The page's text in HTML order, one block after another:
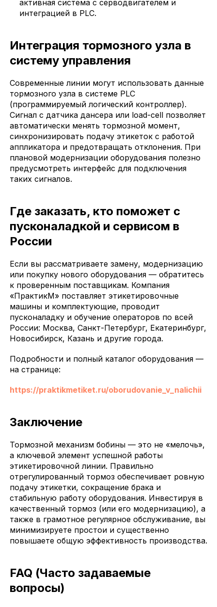
активная система с серводвигателем и
интеграцией в PLC.
Интеграция тормозного узла в
систему управления
Современные линии могут использовать данные
тормозного узла в системе PLC
(программируемый логический контроллер).
Сигнал с датчика дансера или load-cell позволяет
автоматически менять тормозной момент,
синхронизировать подачу этикеток с работой
аппликатора и предотвращать отклонения. При
плановой модернизации оборудования полезно
предусмотреть интерфейс для подключения
таких сигналов.
Где заказать, кто поможет с
пусконаладкой и сервисом в
России
Если вы рассматриваете замену, модернизацию
или покупку нового оборудования — обратитесь
к проверенным поставщикам. Компания
«ПрактикМ» поставляет этикетировочные
машины и комплектующие, проводит
пусконаладку и обучение операторов по всей
России: Москва, Санкт-Петербург, Екатеринбург,
Новосибирск, Казань и другие города.
Подробности и полный каталог оборудования —
на странице:
https://praktikmetiket.ru/oborudovanie_v_nalichii
Заключение
Тормозной механизм бобины — это не «мелочь»,
а ключевой элемент успешной работы
этикетировочной линии. Правильно
отрегулированный тормоз обеспечивает ровную
подачу этикетки, сокращение брака и
стабильную работу оборудования. Инвестируя в
качественный тормоз (или его модернизацию), а
также в грамотное регулярное обслуживание, вы
минимизируете простои и существенно
повышаете общую эффективность производства.
FAQ (Часто задаваемые
вопросы)